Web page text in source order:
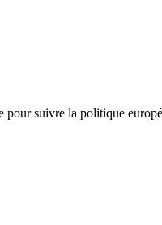
pour suivre la politique